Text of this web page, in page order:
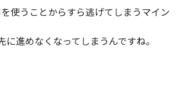
使うことからすら逃げてしまうマイン
に進めなくなってしまうんですね。